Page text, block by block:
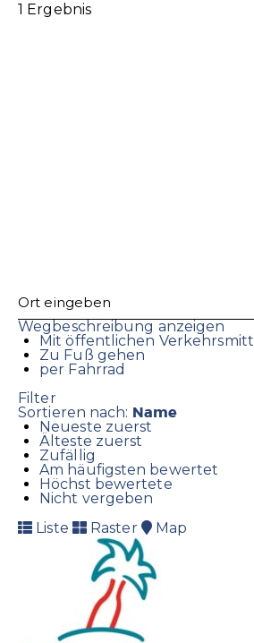
1 Ergebnis
Wegbeschreibung anzeigen
Mit öffentlichen
Zu Fuß gehen
per Fahrrad
Filter
Sortieren nach: Name
Neueste zuerst
Älteste zuerst
Zufällig
Am häufigsten bewertet
Höchst bewertete
Nicht vergeben
Liste
Raster Map